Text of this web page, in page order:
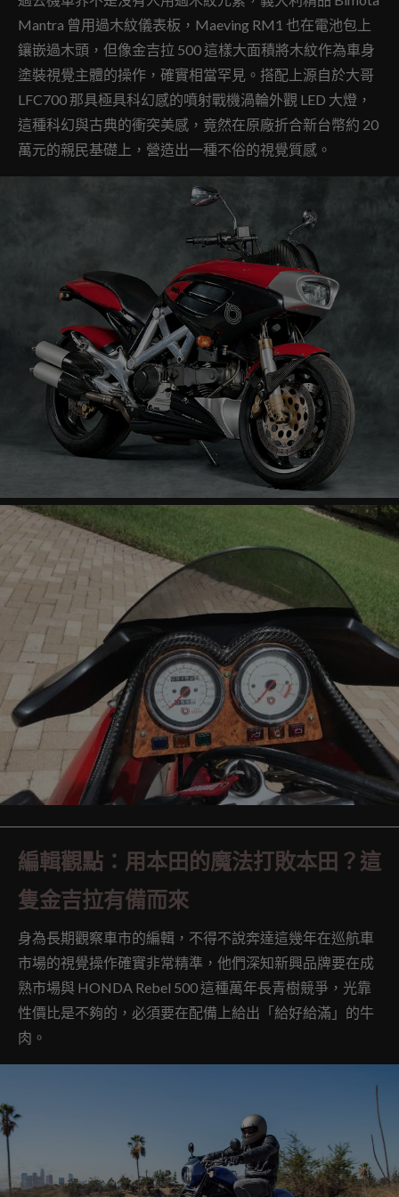
Mantra 曾用過木紋儀表板，Maeving RM1 也在電池包上
鑲嵌過木頭，但像金吉拉 500 這樣大面積將木紋作為車身
塗裝視覺主體的操作，確實相當罕見。搭配上源自於大哥
LFC700 那具極具科幻感的噴射戰機渦輪外觀 LED 大燈，
這種科幻與古典的衝突美感，竟然在原廠折合新台幣約 20
萬元的親民基礎上，營造出一種不俗的視覺質感。
編輯觀點：用本田的魔法打敗本田？這
隻金吉拉有備而來
身為長期觀察車市的編輯，不得不說奔達這幾年在巡航車
市場的視覺操作確實非常精準，他們深知新興品牌要在成
熟市場與 HONDA Rebel 500 這種萬年長青樹競爭，光靠
性價比是不夠的，必須要在配備上給出「給好給滿」的牛
肉。